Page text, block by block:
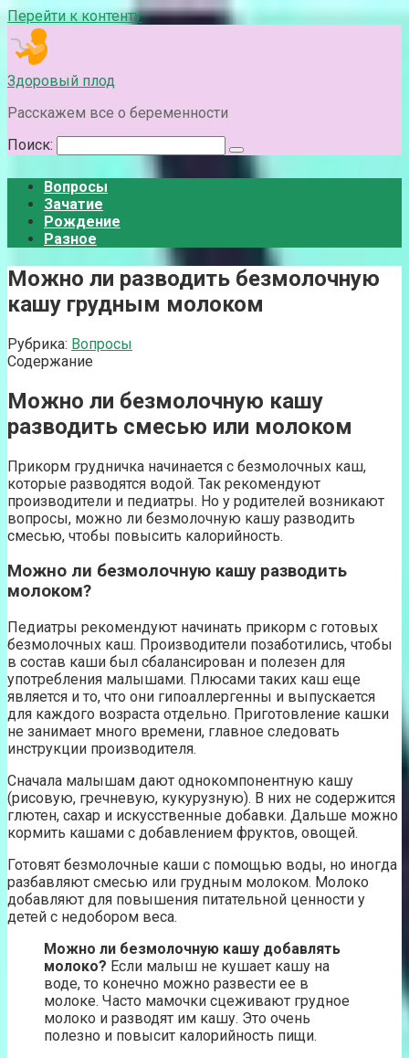
Перейти к контенту
Здоровый плод
Расскажем все о беременности
Поиск:
Вопросы
Зачатие
Рождение
Разное
Можно ли разводить безмолочную
кашу грудным молоком
Рубрика: Вопросы
Содержание
Можно ли безмолочную кашу
разводить смесью или молоком
Прикорм грудничка начинается с безмолочных каш,
которые разводятся водой. Так рекомендуют
производители и педиатры. Но у родителей возникают
вопросы, можно ли безмолочную кашу разводить
смесью, чтобы повысить калорийность.
Можно ли безмолочную кашу разводить
молоком?
Педиатры рекомендуют начинать прикорм с готовых
безмолочных каш. Производители позаботились, чтобы
в состав каши был сбалансирован и полезен для
употребления малышами. Плюсами таких каш еще
является и то, что они гипоаллергенны и выпускается
для каждого возраста отдельно. Приготовление кашки
не занимает много времени, главное следовать
инструкции производителя.
Сначала малышам дают однокомпонентную кашу
(рисовую, гречневую, кукурузную). В них не содержится
глютен, сахар и искусственные добавки. Дальше можно
кормить кашами с добавлением фруктов, овощей.
Готовят безмолочные каши с помощью воды, но иногда
разбавляют смесью или грудным молоком. Молоко
добавляют для повышения питательной ценности у
детей с недобором веса.
Можно ли безмолочную кашу добавлять
молоко? Если малыш не кушает кашу на
воде, то конечно можно развести ее в
молоке. Часто мамочки сцеживают грудное
молоко и разводят им кашу. Это очень
полезно и повысит калорийность пищи.